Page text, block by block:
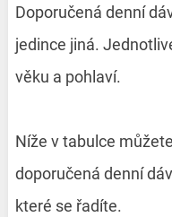
Doporučená denní
jedince jiná.
věku a pohlaví.
Níže v tabulce
doporučená denní
které se řadíte.